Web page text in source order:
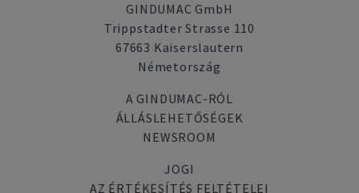
GINDUMAC GmbH
Trippstadter Strasse 110
67663 Kaiserslautern
Németország
A GINDUMAC-RÓL
ÁLLÁSLEHETŐSÉGEK
NEWSROOM
JOGI
AZ ÉRTÉKESÍTÉS FELTÉTELEI